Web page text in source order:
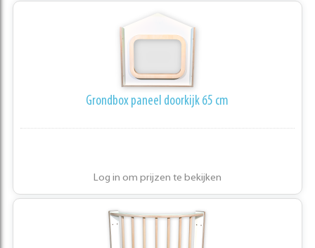
Grondbox paneel doorkijk 65 cm
Log in om prijzen te bekijken